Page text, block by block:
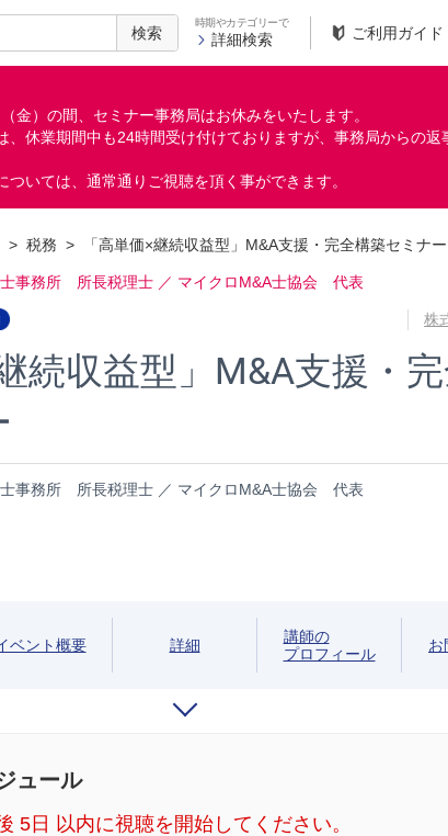
検索
時期やカテゴリーで
詳細検索 ご利用ガイド
金）の間、セミナー事務局はお休みをいたします。
、休業期間中も24時間受け付けておりますが、事務局からの
いては、通常通りご視聴を頂く事ができます。
> 税務 > 「高単価×継続収益型」M&A支援・完全構築セミナー
事務所 所長税理士 ／ マイクロM&A士協会 代表
株
続収益型」M&A支援・
事務所 所長税理士 ／ マイクロM&A士協会 代表
ベント概要 詳細
講師の
プロフィール
お
ュール
5日 以内に視聴を開始してください。